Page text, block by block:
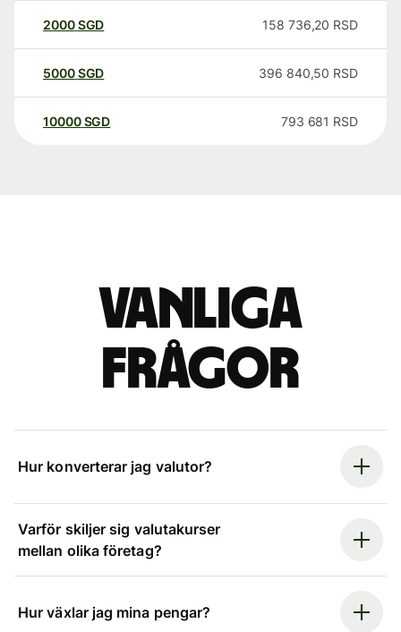
2000SGD 158 736,20 RSD
5000SGD 396 840,50 RSD
10000 SGD 793 681 RSD
Vanliga
frågor
Hur konverterar jag valutor?
Varför skiljer sig valutakurser
mellan olika företag?
Hur växlar jag mina pengar?